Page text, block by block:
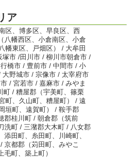
ア
区、博多区、早良区、西
八幡西区、小倉南区、小倉
幡東区、戸畑区） / 大牟田
市 /田川市 / 柳川市朝倉市 /
橋市 / 豊前市 / 中間市 / 小
野城市 / 宗像市 / 太宰府市
/ 宮若市 / 嘉麻市 / みやま
町 / 糟屋郡（宇美町、篠栗
町、久山町、糟屋町） / 遠
垣町、遠賀町） / 鞍手郡
郡桂川町 / 朝倉郡（筑前
洗町 / 三潴郡大木町 / 八女郡
田町、糸田町、川崎町、
京都郡（苅田町、みやこ
町、築上町）